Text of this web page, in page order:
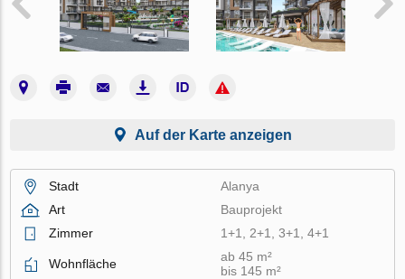
Auf der Karte anzeigen
Stadt
Alanya
Art
Bauprojekt
Zimmer
1+1, 2+1, 3+1, 4+1
Wohnfläche
ab 45 m²
bis 145 m²